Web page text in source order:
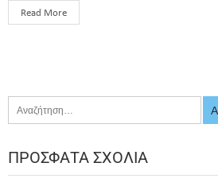
Read More
ΠΡΌΣΦΑΤΑ ΣΧΌΛΙΑ